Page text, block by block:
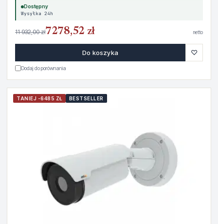
Dostępny
Wysyłka 24h
11 932,00 zł7278,52 zł netto
Do koszyka ♡
Dodaj do porównania
TANIEJ -6485 ZŁ BESTSELLER